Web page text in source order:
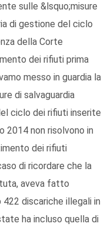
sulle &lsquo;misure
di gestione del ciclo
della Corte
dei rifiuti prima
messo in guardia la
di salvaguardia
ciclo dei rifiuti inserite
2014 non risolvono in
dei rifiuti
di ricordare che la
aveva fatto
discariche illegali in
ha incluso quella di